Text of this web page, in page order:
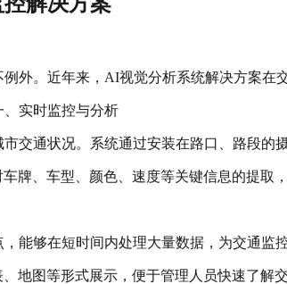
外。近年来，AI视觉分析系统解决方案在
实时监控与分析
交通状况。系统通过安装在路口、路段的
牌、车型、颜色、速度等关键信息的提取
能够在短时间内处理大量数据，为交通监
地图等形式展示，便于管理人员快速了解交